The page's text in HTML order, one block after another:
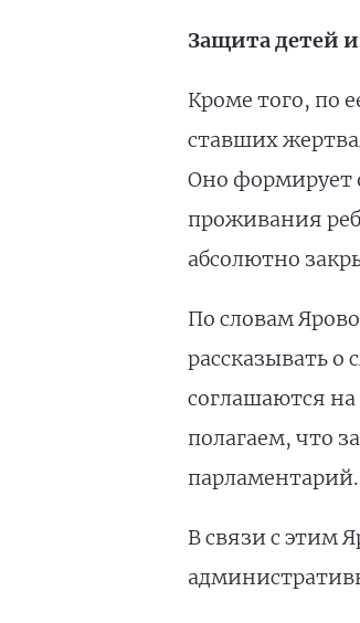
Защита детей
Кроме того, по
ставших
Оно формирует
проживания
абсолютно
По словам
рассказывать
соглашаются
полагаем, что
парламентарий.
В связи с этим